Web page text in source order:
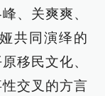
、关爽爽、
共同演绎的
移民文化、
交叉的方言